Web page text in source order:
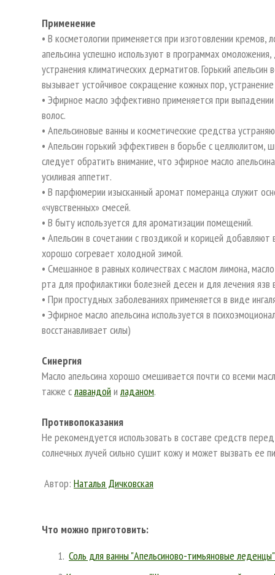
Применение
• В косметологии применяется при изготовлении
апельсина успешно используют в программах
устранения климатических дерматитов. Горький апельсин
вызывает устойчивое сокращение кожных пор,
• Эфирное масло эффективно применяется при
волос.
• Апельсиновые ванны и косметические средства
• Апельсин горький эффективен в борьбе с целлюлитом,
следует обратить внимание, что эфирное масло
усиливая аппетит.
• В парфюмерии изысканный аромат померанца служит
«чувственных» смесей.
• В быту используется для ароматизации помещений.
• Апельсин в сочетании с гвоздикой и корицей
хорошо согревает холодной зимой.
• Смешанное в равных количествах с маслом лимона,
рта для профилактики болезней десен и для лечения язв
• При простудных заболеваниях применяется в виде
• Эфирное масло апельсина используется в
восстанавливает силы)
Синергия
Масло апельсина хорошо смешивается почти со всеми
также славандой и ладаном.
Противопоказания
Не рекомендуется использовать в составе средств
солнечных лучей сильно сушит кожу и может вызвать ее
Автор: Наталья Дичковская
Что можно приготовить:
Соль для ванны "Апельсиново-тимьяновые леденцы"